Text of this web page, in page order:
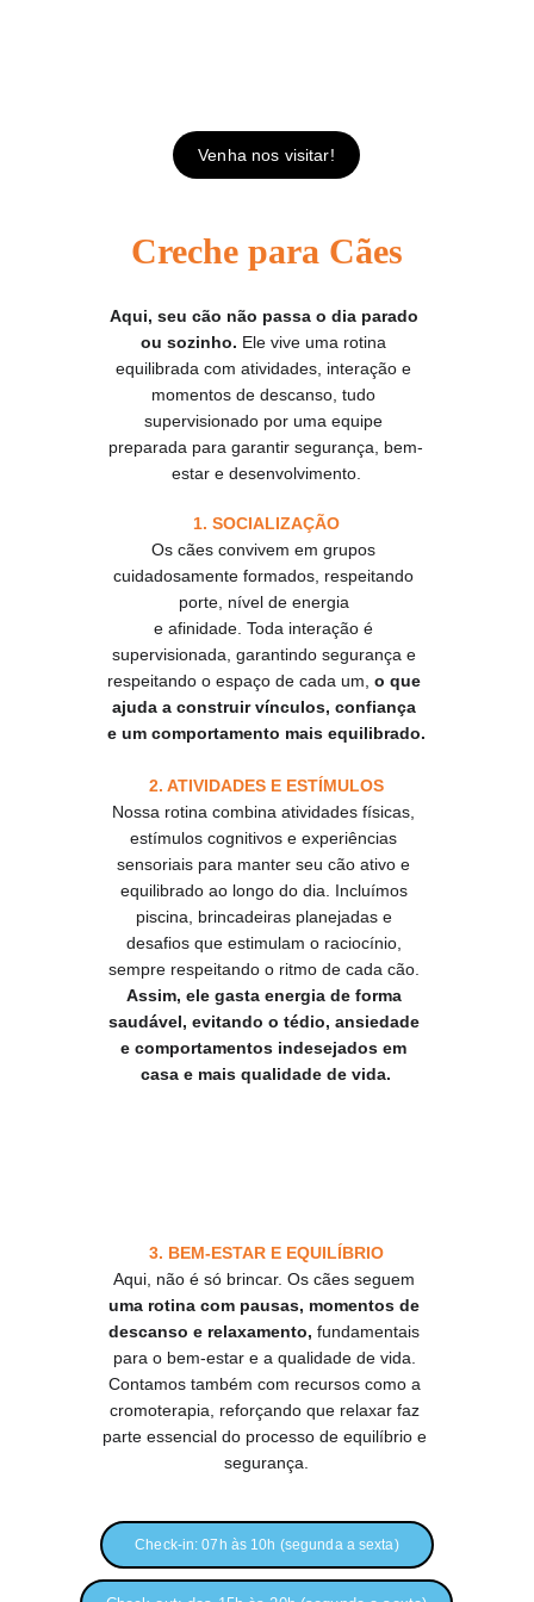
Venha nos visitar!
Aqui, seu cão não passa o dia parado
ou sozinho. Ele vive uma rotina
equilibrada com atividades, interação e
momentos de descanso, tudo
supervisionado por uma equipe
preparada para garantir segurança, bem-
estar e desenvolvimento.
1. SOCIALIZAÇÃO
Os cães convivem em grupos
cuidadosamente formados, respeitando
porte, nível de energia
e afinidade. Toda interação é
supervisionada, garantindo segurança e
respeitando o espaço de cada um, o que
ajuda a construir vínculos, confiança
e um comportamento mais equilibrado.
2. ATIVIDADES E ESTÍMULOS
Nossa rotina combina atividades físicas,
estímulos cognitivos e experiências
sensoriais para manter seu cão ativo e
equilibrado ao longo do dia. Incluímos
piscina, brincadeiras planejadas e
desafios que estimulam o raciocínio,
sempre respeitando o ritmo de cada cão.
Assim, ele gasta energia de forma
saudável, evitando o tédio, ansiedade
e comportamentos indesejados em
casa e mais qualidade de vida.
Creche para Cães
Check-in: 07h às 10h (segunda a sexta)
3. BEM-ESTAR E EQUILÍBRIO
Aqui, não é só brincar. Os cães seguem
uma rotina com pausas, momentos de
descanso e relaxamento, fundamentais
para o bem-estar e a qualidade de vida.
Contamos também com recursos como a
cromoterapia, reforçando que relaxar faz
parte essencial do processo de equilíbrio e
segurança.